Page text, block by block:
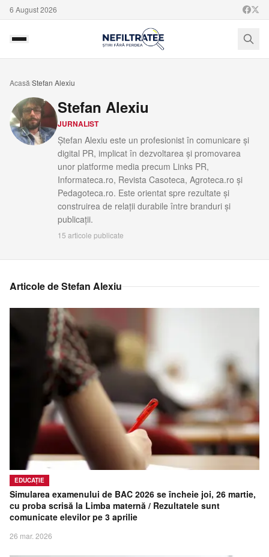
6 August 2026
Contact
Acasă Stefan Alexiu
Stefan Alexiu
JURNALIST
Ștefan Alexiu este un profesionist în comunicare și
digital PR, implicat în dezvoltarea și promovarea
unor platforme media precum Links PR,
Informateca.ro, Revista Casoteca, Agroteca.ro și
Pedagoteca.ro. Este orientat spre rezultate și
construirea de relații durabile între branduri și
publicații.
15 articole publicate
Articole deStefan Alexiu
EDUCAȚIE
Simularea examenului de BAC 2026 se încheie joi, 26 martie,
cu proba scrisă la Limba maternă / Rezultatele sunt
comunicate elevilor pe 3 aprilie
26 mar. 2026